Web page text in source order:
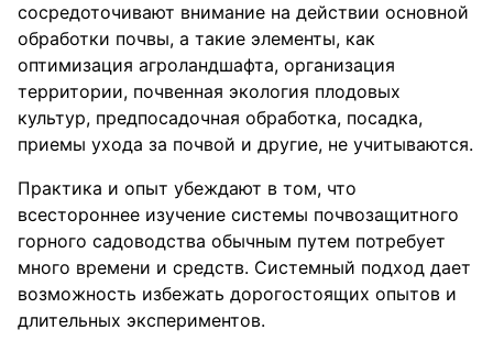
сосредоточивают внимание на действии основной
обработки почвы, а такие элементы, как
оптимизация агроландшафта, организация
территории, почвенная экология плодовых
культур, предпосадочная обработка, посадка,
приемы ухода за почвой и другие, не учитываются.
Практика и опыт убеждают в том, что
всестороннее изучение системы почвозащитного
горного садоводства обычным путем потребует
много времени и средств. Системный подход дает
возможность избежать дорогостоящих опытов и
длительных экспериментов.